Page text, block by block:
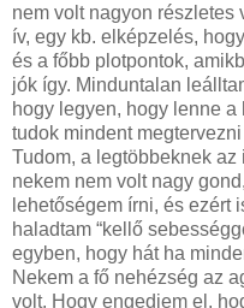
nem volt nagyon részletes
ív, egy kb. elképzelés,
és a főbb plotpontok,
jók így. Minduntalan
hogy legyen, hogy lenne
tudok mindent
Tudom, a legtöbbeknek
nekem nem volt nagy
lehetőségem írni, és ezért
haladtam “kellő
egyben, hogy hát ha
Nekem a fő nehézség az
volt. Hogy engedjem el,